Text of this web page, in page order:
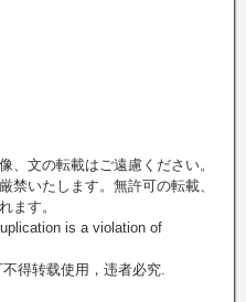
文の転載はご遠慮ください。
禁いたします。無許可の転載、
ます。
is a violation of
得转载使用，违者必究.